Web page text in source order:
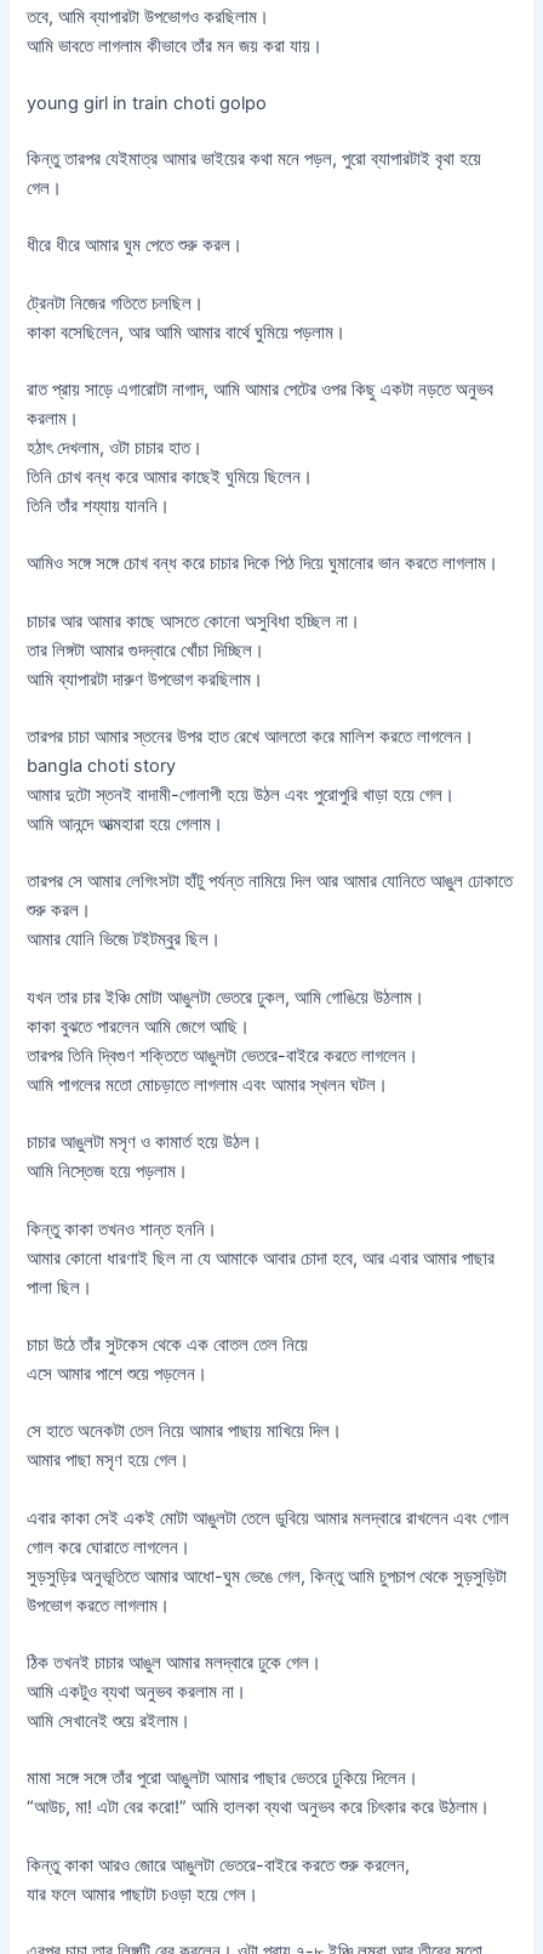
তবে, আমি ব্যাপারটা উপভোগও করছিলাম।
আমি ভাবতে লাগলাম কীভাবে তাঁর মন জয় করা যায়।
young girl in train choti golpo
কিন্তু তারপর যেইমাত্র আমার ভাইয়ের কথা মনে পড়ল, পুরো ব্যাপারটাই বৃথা হয়ে
গেল।
ধীরে ধীরে আমার ঘুম পেতে শুরু করল।
ট্রেনটা নিজের গতিতে চলছিল।
কাকা বসেছিলেন, আর আমি আমার বার্থে ঘুমিয়ে পড়লাম।
রাত প্রায় সাড়ে এগারোটা নাগাদ, আমি আমার পেটের ওপর কিছু একটা নড়তে অনুভব
করলাম।
হঠাৎ দেখলাম, ওটা চাচার হাত।
তিনি চোখ বন্ধ করে আমার কাছেই ঘুমিয়ে ছিলেন।
তিনি তাঁর শয্যায় যাননি।
আমিও সঙ্গে সঙ্গে চোখ বন্ধ করে চাচার দিকে পিঠ দিয়ে ঘুমানোর ভান করতে লাগলাম।
চাচার আর আমার কাছে আসতে কোনো অসুবিধা হচ্ছিল না।
তার লিঙ্গটা আমার গুদদ্বারে খোঁচা দিচ্ছিল।
আমি ব্যাপারটা দারুণ উপভোগ করছিলাম।
তারপর চাচা আমার স্তনের উপর হাত রেখে আলতো করে মালিশ করতে লাগলেন।
bangla choti story
আমার দুটো স্তনই বাদামী-গোলাপী হয়ে উঠল এবং পুরোপুরি খাড়া হয়ে গেল।
আমি আনন্দে আত্মহারা হয়ে গেলাম।
তারপর সে আমার লেগিংসটা হাঁটু পর্যন্ত নামিয়ে দিল আর আমার যোনিতে আঙুল ঢোকাতে
শুরু করল।
আমার যোনি ভিজে টইটম্বুর ছিল।
যখন তার চার ইঞ্চি মোটা আঙুলটা ভেতরে ঢুকল, আমি গোঙিয়ে উঠলাম।
কাকা বুঝতে পারলেন আমি জেগে আছি।
তারপর তিনি দ্বিগুণ শক্তিতে আঙুলটা ভেতরে-বাইরে করতে লাগলেন।
আমি পাগলের মতো মোচড়াতে লাগলাম এবং আমার স্খলন ঘটল।
চাচার আঙুলটা মসৃণ ও কামার্ত হয়ে উঠল।
আমি নিস্তেজ হয়ে পড়লাম।
কিন্তু কাকা তখনও শান্ত হননি।
আমার কোনো ধারণাই ছিল না যে আমাকে আবার চোদা হবে, আর এবার আমার পাছার
পালা ছিল।
চাচা উঠে তাঁর সুটকেস থেকে এক বোতল তেল নিয়ে
এসে আমার পাশে শুয়ে পড়লেন।
সে হাতে অনেকটা তেল নিয়ে আমার পাছায় মাখিয়ে দিল।
আমার পাছা মসৃণ হয়ে গেল।
এবার কাকা সেই একই মোটা আঙুলটা তেলে ডুবিয়ে আমার মলদ্বারে রাখলেন এবং গোল
গোল করে ঘোরাতে লাগলেন।
সুড়সুড়ির অনুভূতিতে আমার আধো-ঘুম ভেঙে গেল, কিন্তু আমি চুপচাপ থেকে সুড়সুড়িটা
উপভোগ করতে লাগলাম।
ঠিক তখনই চাচার আঙুল আমার মলদ্বারে ঢুকে গেল।
আমি একটুও ব্যথা অনুভব করলাম না।
আমি সেখানেই শুয়ে রইলাম।
মামা সঙ্গে সঙ্গে তাঁর পুরো আঙুলটা আমার পাছার ভেতরে ঢুকিয়ে দিলেন।
“আউচ, মা! এটা বের করো!” আমি হালকা ব্যথা অনুভব করে চিৎকার করে উঠলাম।
কিন্তু কাকা আরও জোরে আঙুলটা ভেতরে-বাইরে করতে শুরু করলেন,
যার ফলে আমার পাছাটা চওড়া হয়ে গেল।